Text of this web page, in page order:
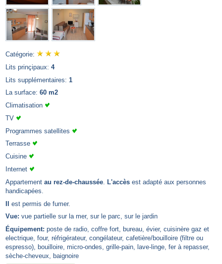
Catégorie:
Lits prinçipaux: 4
Lits supplémentaires: 1
La surface: 60 m2
Climatisation
TV
Programmes satellites
Terrasse
Cuisine
Internet
Appartement au rez-de-chaussée L'accès est adapté aux personnes
handicapées.
Il est permis de fumer.
Vue: vue partielle sur la mer, sur le parc, sur le jardin
Équipement: poste de radio, coffre fort, bureau, évier, cuisinère gaz et
electrique, four, réfrigérateur, congélateur, cafetière/bouilloire (filtre ou
espresso), bouilloire, micro-ondes, grille-pain, lave-linge, fer à repasser,
sèche-cheveux, baignoire